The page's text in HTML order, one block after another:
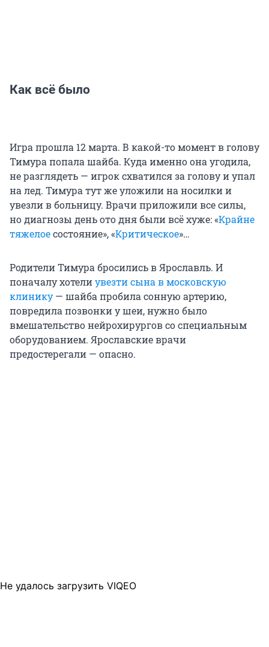
Как всё было
Игра прошла 12 марта. В какой-то момент в голову
Тимура попала шайба. Куда именно она угодила,
не разглядеть — игрок схватился за голову и упал
на лед. Тимура тут же уложили на носилки и
увезли в больницу. Врачи приложили все силы,
но диагнозы день ото дня были всё хуже: «Крайне
тяжелоесостояние», «Критическое»…
Родители Тимура бросились в Ярославль. И
поначалу хотелиувезти сына в московскую
клинику— шайба пробила сонную артерию,
повредила позвонки у шеи, нужно было
вмешательство нейрохирургов со специальным
оборудованием. Ярославские врачи
предостерегали — опасно.
Не удалось загрузить VIQEO